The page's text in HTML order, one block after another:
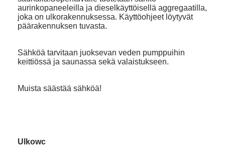
aurinkopaneeleilla ja dieselkäyttöisellä aggregaatilla,
joka on ulkorakennuksessa. Käyttöohjeet löytyvät
päärakennuksen tuvasta.
Sähköä tarvitaan juoksevan veden pumppuihin
keittiössä ja saunassa sekä valaistukseen.
Muista säästää sähköä!
Ulkowc